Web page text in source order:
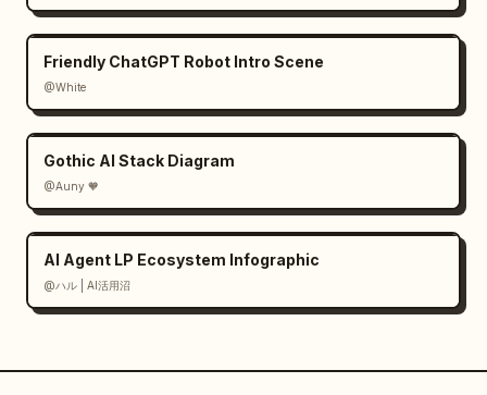
Friendly ChatGPT Robot Intro Scene
@White
Gothic AI Stack Diagram
@Auny 🧡
AI Agent LP Ecosystem Infographic
@ハル | AI活用沼